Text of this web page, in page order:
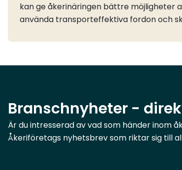
kan ge åkerinäringen bättre möjligheter
använda transporteffektiva fordon och
positivt på förslagen, som ligger i linje
för vissa släpvagnar och påhängsvagnar
fler typer av långa fordonskombinationer
tillåtas på svenska vägar.Det ger
Branschnyheter -
Är du intresserad av vad som händer inom
Åkeriföretags nyhetsbrev som riktar sig till